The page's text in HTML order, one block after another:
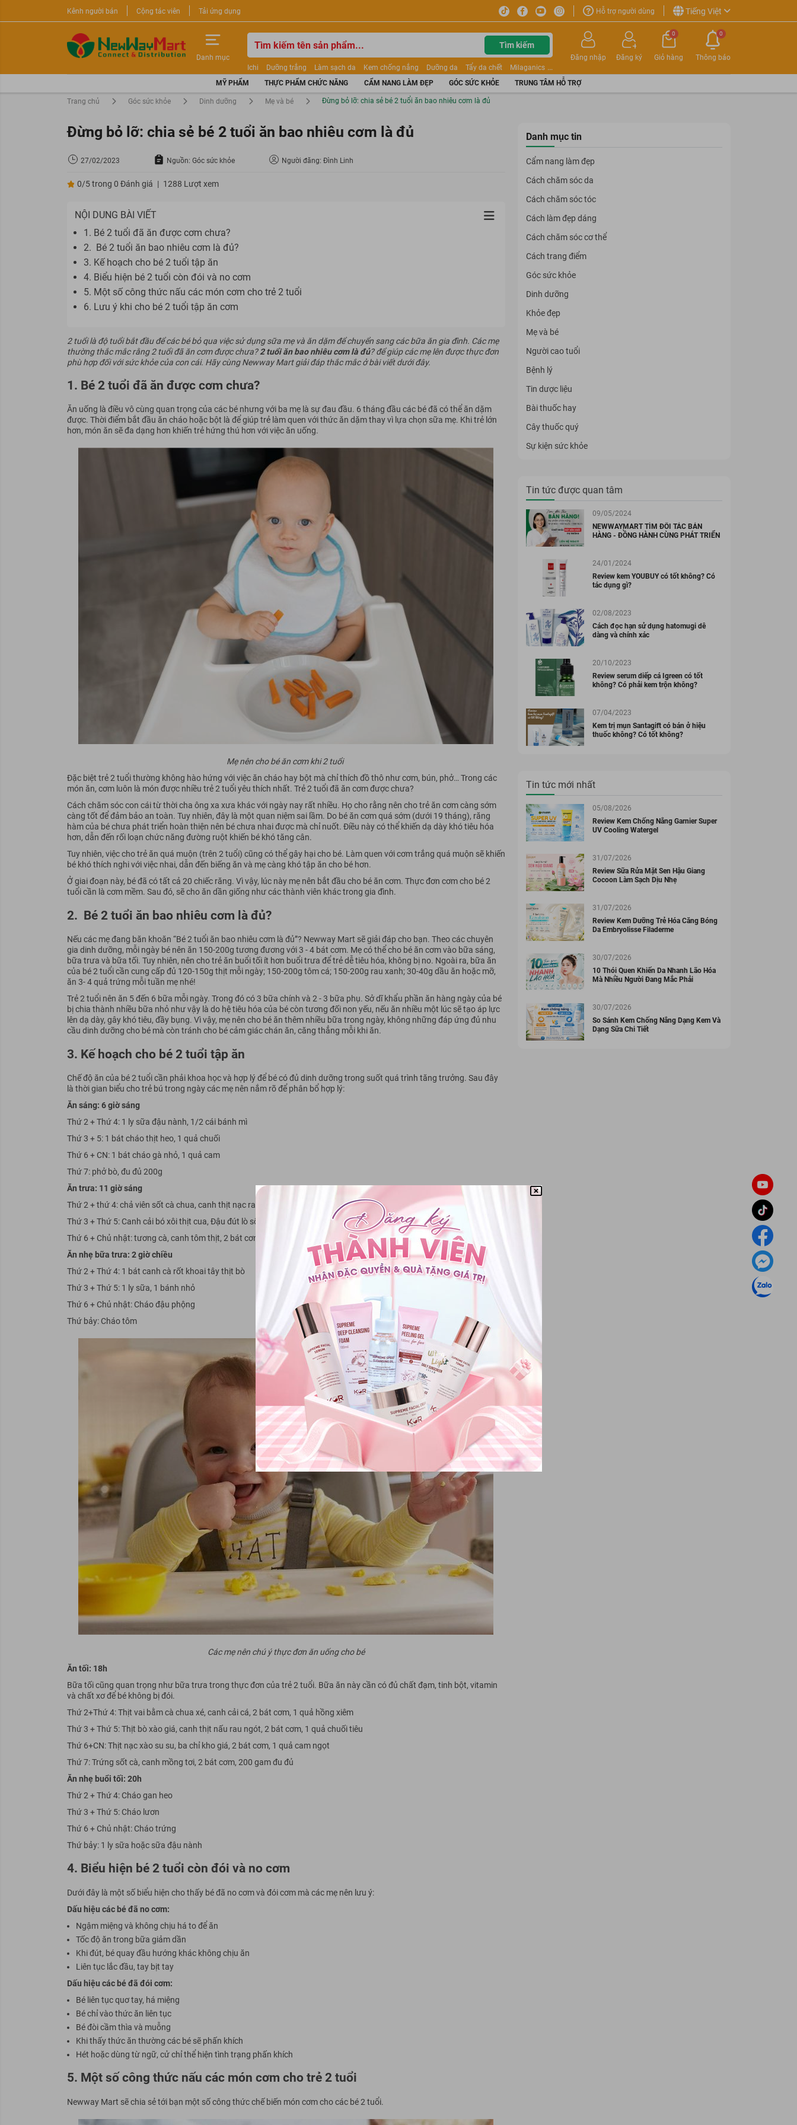
Kênh người bán Cộng tác viên Tải ứng dụng Hỗ trợ người dùng Tiếng Việt
Danh mục
Tìm kiếm
Ichi Dưỡng trắng Làm sạch da Kem chống nắng Dưỡng da Tẩy da chết
Milaganics
Nước tẩy trang
Kem trang điểm Dưỡng trắng Dior Mỹ phẩm Mặt nạ
Tinh chất
Sữa rửa mặt
Đăng nhập Đăng ký
0
Giỏ hàng Thông báo
0
MỸ PHẨM THỰC PHẨM CHỨC NĂNG CẨM NANG LÀM ĐẸP GÓC SỨC KHỎE TRUNG TÂM HỖ TRỢ
Trang chủ Góc sức khỏe Dinh dưỡng Mẹ và bé Đừng bỏ lỡ: chia sẻ bé 2 tuổi ăn bao nhiêu cơm là đủ
Đừng bỏ lỡ: chia sẻ bé 2 tuổi ăn bao nhiêu cơm là đủ
27/02/2023 Nguồn: Góc sức khỏe Người đăng: Đình Linh
0/5 trong 0 Đánh giá | 1288 Lượt xem
NỘI DUNG BÀI VIẾT
1. Bé 2 tuổi đã ăn được cơm chưa?
2. Bé 2 tuổi ăn bao nhiêu cơm là đủ?
3. Kế hoạch cho bé 2 tuổi tập ăn
4. Biểu hiện bé 2 tuổi còn đói và no cơm
5. Một số công thức nấu các món cơm cho trẻ 2 tuổi
6. Lưu ý khi cho bé 2 tuổi tập ăn cơm
2 tuổi là độ tuổi bắt đầu để các bé bỏ qua việc sử dụng sữa mẹ và ăn dặm để chuyển sang các bữa ăn gia đình. Các mẹ
thường thắc mắc rằng 2 tuổi đã ăn cơm được chưa?2 tuổi ăn bao nhiêu cơm là đủ? để giúp các mẹ lên được thực đơn
phù hợp đối với sức khỏe của con cái. Hãy cùng Newway Mart giải đáp thắc mắc ở bài viết dưới đây.
1. Bé 2 tuổi đã ăn được cơm chưa?
Ăn uống là điều vô cùng quan trọng của các bé nhưng với ba mẹ là sự đau đầu. 6 tháng đầu các bé đã có thể ăn dặm
được. Thời điểm bắt đầu ăn cháo hoặc bột là để giúp trẻ làm quen với thức ăn dặm thay vì lựa chọn sữa mẹ. Khi trẻ lớn
hơn, món ăn sẽ đa dạng hơn khiến trẻ hứng thú hơn với việc ăn uống.
Mẹ nên cho bé ăn cơm khi 2 tuổi
Đặc biệt trẻ 2 tuổi thường không hào hứng với việc ăn cháo hay bột mà chỉ thích đồ thô như cơm, bún, phở… Trong các
món ăn, cơm luôn là món được nhiều trẻ 2 tuổi yêu thích nhất. Trẻ 2 tuổi đã ăn cơm được chưa?
Cách chăm sóc con cái từ thời cha ông xa xưa khác với ngày nay rất nhiều. Họ cho rằng nên cho trẻ ăn cơm càng sớm
càng tốt để đảm bảo an toàn. Tuy nhiên, đây là một quan niệm sai lầm. Do bé ăn cơm quá sớm (dưới 19 tháng), răng
hàm của bé chưa phát triển hoàn thiện nên bé chưa nhai được mà chỉ nuốt. Điều này có thể khiến dạ dày khó tiêu hóa
hơn, dẫn đến rối loạn chức năng đường ruột khiến bé khó tăng cân.
Tuy nhiên, việc cho trẻ ăn quá muộn (trên 2 tuổi) cũng có thể gây hại cho bé. Làm quen với cơm trắng quá muộn sẽ khiến
bé khó thích nghi với việc nhai, dẫn đến biếng ăn và mẹ càng khó tập ăn cho bé hơn.
Ở giai đoạn này, bé đã có tất cả 20 chiếc răng. Vì vậy, lúc này mẹ nên bắt đầu cho bé ăn cơm. Thực đơn cơm cho bé 2
tuổi cần là cơm mềm. Sau đó, sẽ cho ăn dần giống như các thành viên khác trong gia đình.
2. Bé 2 tuổi ăn bao nhiêu cơm là đủ?
Nếu các mẹ đang băn khoăn “Bé 2 tuổi ăn bao nhiêu cơm là đủ”? Newway Mart sẽ giải đáp cho bạn. Theo các chuyên
gia dinh dưỡng, mỗi ngày bé nên ăn 150-200g tương đương với 3 - 4 bát cơm. Mẹ có thể cho bé ăn cơm vào bữa sáng,
bữa trưa và bữa tối. Tuy nhiên, nên cho trẻ ăn buổi tối ít hơn buổi trưa để trẻ dễ tiêu hóa, không bị no. Ngoài ra, bữa ăn
của bé 2 tuổi cần cung cấp đủ 120-150g thịt mỗi ngày; 150-200g tôm cá; 150-200g rau xanh; 30-40g dầu ăn hoặc mỡ,
ăn 3- 4 quả trứng mỗi tuần mẹ nhé!
Trẻ 2 tuổi nên ăn 5 đến 6 bữa mỗi ngày. Trong đó có 3 bữa chính và 2 - 3 bữa phụ. Sở dĩ khẩu phần ăn hàng ngày của bé
bị chia thành nhiều bữa nhỏ như vậy là do hệ tiêu hóa của bé còn tương đối non yếu, nếu ăn nhiều một lúc sẽ tạo áp lực
lên dạ dày, gây khó tiêu, đầy bụng. Vì vậy, mẹ nên cho bé ăn thêm nhiều bữa trong ngày, không những đáp ứng đủ nhu
cầu dinh dưỡng cho bé mà còn tránh cho bé cảm giác chán ăn, căng thẳng mỗi khi ăn.
3. Kế hoạch cho bé 2 tuổi tập ăn
Chế độ ăn của bé 2 tuổi cần phải khoa học và hợp lý để bé có đủ dinh dưỡng trong suốt quá trình tăng trưởng. Sau đây
là thời gian biểu cho trẻ bú trong ngày các mẹ nên nắm rõ để phân bổ hợp lý:
Ăn sáng: 6 giờ sáng
Thứ 2 + Thứ 4: 1 ly sữa đậu nành, 1/2 cái bánh mì
Thứ 3 + 5: 1 bát cháo thịt heo, 1 quả chuối
Thứ 6 + CN: 1 bát cháo gà nhỏ, 1 quả cam
Thứ 7: phở bò, đu đủ 200g
Ăn trưa: 11 giờ sáng
Thứ 2 + thứ 4: chả viên sốt cà chua, canh thịt nạc rau củ, 2 bát cơm nát, 1 quả táo nhỏ
Thứ 3 + Thứ 5: Canh cải bó xôi thịt cua, Đậu đút lò sốt cà chua, 2 bát cơm, 1 Kiwi
Thứ 6 + Chủ nhật: tương cà, canh tôm thịt, 2 bát cơm, 1/2 quả xoài chín
Ăn nhẹ bữa trưa: 2 giờ chiều
Thứ 2 + Thứ 4: 1 bát canh cà rốt khoai tây thịt bò
Thứ 3 + Thứ 5: 1 ly sữa, 1 bánh nhỏ
Thứ 6 + Chủ nhật: Cháo đậu phộng
Thứ bảy: Cháo tôm
Các mẹ nên chú ý thực đơn ăn uống cho bé
Ăn tối: 18h
Bữa tối cũng quan trọng như bữa trưa trong thực đơn của trẻ 2 tuổi. Bữa ăn này cần có đủ chất đạm, tinh bột, vitamin
và chất xơ để bé không bị đói.
Thứ 2+Thứ 4: Thịt vai bằm cà chua xé, canh cải cá, 2 bát cơm, 1 quả hồng xiêm
Thứ 3 + Thứ 5: Thịt bò xào giá, canh thịt nấu rau ngót, 2 bát cơm, 1 quả chuối tiêu
Thứ 6+CN: Thịt nạc xào su su, ba chỉ kho giá, 2 bát cơm, 1 quả cam ngọt
Thứ 7: Trứng sốt cà, canh mồng tơi, 2 bát cơm, 200 gam đu đủ
Ăn nhẹ buổi tối: 20h
Thứ 2 + Thứ 4: Cháo gan heo
Thứ 3 + Thứ 5: Cháo lươn
Thứ 6 + Chủ nhật: Cháo trứng
Thứ bảy: 1 ly sữa hoặc sữa đậu nành
4. Biểu hiện bé 2 tuổi còn đói và no cơm
Dưới đây là một số biểu hiện cho thấy bé đã no cơm và đói cơm mà các mẹ nên lưu ý:
Dấu hiệu các bé đã no cơm:
Ngậm miệng và không chịu há to để ăn
Tốc độ ăn trong bữa giảm dần
Khi đút, bé quay đầu hướng khác không chịu ăn
Liên tục lắc đầu, tay bịt tay
Dấu hiệu các bé đã đói cơm:
Bé liên tục quơ tay, há miệng
Bé chỉ vào thức ăn liên tục
Bé đòi cầm thìa và muỗng
Khi thấy thức ăn thường các bé sẽ phấn khích
Hét hoặc dùng từ ngữ, cử chỉ thể hiện tình trạng phấn khích
5. Một số công thức nấu các món cơm cho trẻ 2 tuổi
Newway Mart sẽ chia sẻ tới bạn một số công thức chế biến món cơm cho các bé 2 tuổi.
Danh mục tin
Cẩm nang làm đẹp
Cách chăm sóc da
Cách chăm sóc tóc
Cách làm đẹp dáng
Cách chăm sóc cơ thể
Cách trang điểm
Góc sức khỏe
Dinh dưỡng
Khỏe đẹp
Mẹ và bé
Người cao tuổi
Bệnh lý
Tin dược liệu
Bài thuốc hay
Cây thuốc quý
Sự kiện sức khỏe
Tin tức được quan tâm
09/05/2024
NEWWAYMART TÌM ĐỐI TÁC BÁN
HÀNG - ĐỒNG HÀNH CÙNG PHÁT TRIỂN
24/01/2024
Review kem YOUBUY có tốt không? Có
tác dụng gì?
02/08/2023
Cách đọc hạn sử dụng hatomugi dễ
dàng và chính xác
20/10/2023
Review serum diếp cá Igreen có tốt
không? Có phải kem trộn không?
07/04/2023
Kem trị mụn Santagift có bán ở hiệu
thuốc không? Có tốt không?
Tin tức mới nhất
05/08/2026
Review Kem Chống Nắng Garnier Super
UV Cooling Watergel
31/07/2026
Review Sữa Rửa Mặt Sen Hậu Giang
Cocoon Làm Sạch Dịu Nhẹ
31/07/2026
Review Kem Dưỡng Trẻ Hóa Căng Bóng
Da Embryolisse Filaderme
30/07/2026
10 Thói Quen Khiến Da Nhanh Lão Hóa
Mà Nhiều Người Đang Mắc Phải
30/07/2026
So Sánh Kem Chống Nắng Dạng Kem Và
Dạng Sữa Chi Tiết